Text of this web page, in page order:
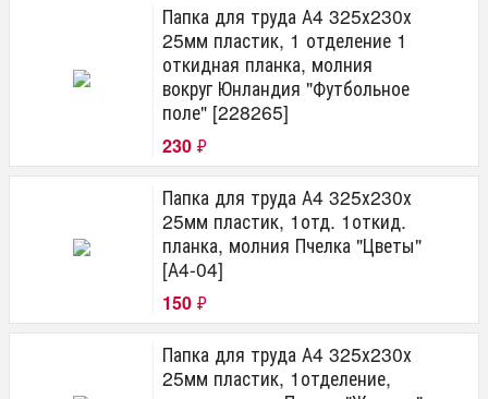
Папка для труда А4 325х230х
25мм пластик, 1 отделение 1
откидная планка, молния
вокруг Юнландия "Футбольное
поле" [228265]
230 ₽
Папка для труда А4 325х230х
25мм пластик, 1отд. 1откид.
планка, молния Пчелка "Цветы"
[А4-04]
150 ₽
Папка для труда А4 325х230х
25мм пластик, 1отделение,